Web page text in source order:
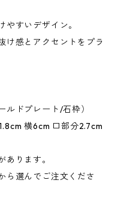
すいデザイン。
け感とアクセントをプラ
ルドプレート/石枠）
横6cm 口部分2.7cm
ります。
選んでご注文くださ